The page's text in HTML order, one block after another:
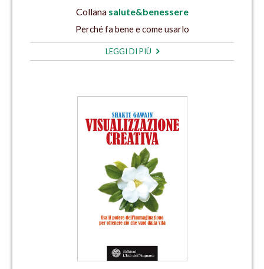
Collana salute&benessere
Perché fa bene e come usarlo
LEGGI DI PIÙ